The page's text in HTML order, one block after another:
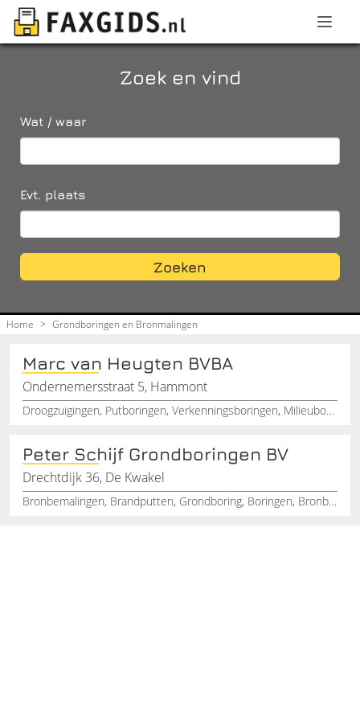
Zoek en vind
Wat / waar
Evt. plaats
Zoeken
Home > Grondboringen en Bronmalingen
Marc van Heugten BVBA
Ondernemersstraat 5, Hammont
Droogzuigingen, Putboringen, Verkenningsboringen, Milieuboringen, Boringen
Peter Schijf Grondboringen BV
Drechtdijk 36, De Kwakel
Bronbemalingen, Brandputten, Grondboring, Boringen, Bronbemaling, Koudopslag, Warmteopslag, Zuigboringen, Pulsboringen, Avegaarboringen